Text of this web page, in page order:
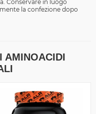
Conservare in luogo
la confezione dopo
AMINOACIDI